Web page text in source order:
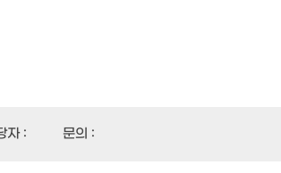
자 : 문의 :